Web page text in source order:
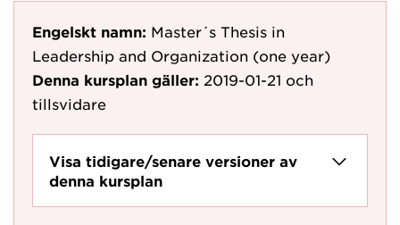
Engelskt namn: Master´s Thesis in
Leadership and Organization (one year)
Denna kursplan gäller: 2019-01-21 och
tillsvidare
Visa tidigare/senare versioner av
denna kursplan